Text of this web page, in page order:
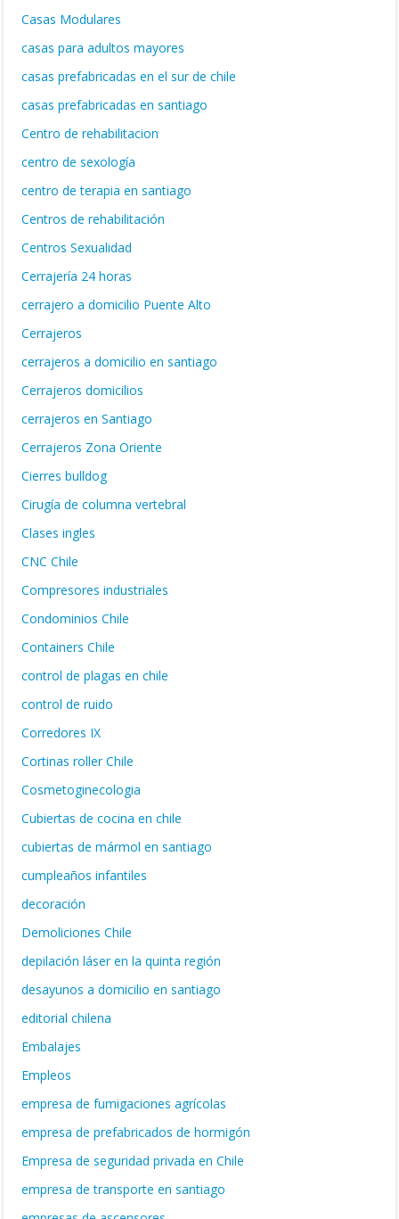
Casas Modulares
casas para adultos mayores
casas prefabricadas en el sur de chile
casas prefabricadas en santiago
Centro de rehabilitacion
centro de sexología
centro de terapia en santiago
Centros de rehabilitación
Centros Sexualidad
Cerrajería 24 horas
cerrajero a domicilio Puente Alto
Cerrajeros
cerrajeros a domicilio en santiago
Cerrajeros domicilios
cerrajeros en Santiago
Cerrajeros Zona Oriente
Cierres bulldog
Cirugía de columna vertebral
Clases ingles
CNC Chile
Compresores industriales
Condominios Chile
Containers Chile
control de plagas en chile
control de ruido
Corredores IX
Cortinas roller Chile
Cosmetoginecologia
Cubiertas de cocina en chile
cubiertas de mármol en santiago
cumpleaños infantiles
decoración
Demoliciones Chile
depilación láser en la quinta región
desayunos a domicilio en santiago
editorial chilena
Embalajes
Empleos
empresa de fumigaciones agrícolas
empresa de prefabricados de hormigón
Empresa de seguridad privada en Chile
empresa de transporte en santiago